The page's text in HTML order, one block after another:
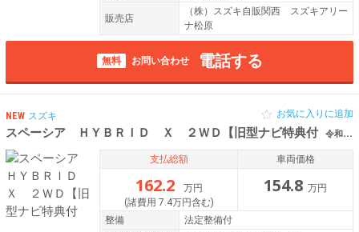
販売店
（株）スズキ自販関西 スズキアリー
ナ松原
無料 お問い合わせ 電話する
NEW スズキ
スペーシア ＨＹＢＲＩＤ Ｘ ２ＷＤ【旧型ナビ特典付 令和07年（2025年） 0.1万km 大阪府松原市
お気に入りに追加
支払総額
162.2
万円
(諸費用 7.4万円含む)
車両価格
154.8 万円
整備
法定整備付